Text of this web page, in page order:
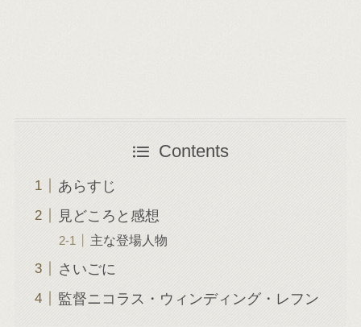
Contents
あらすじ
見どころと感想
主な登場人物
さいごに
監督ニコラス・ウィンディング・レフン